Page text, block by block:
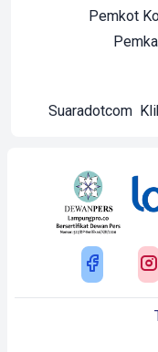
Pemkot
Suaradotcom